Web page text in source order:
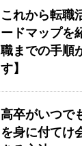
これから転職
ードマップを
職までの手順
す】
高卒がいつで
を身に付てけ